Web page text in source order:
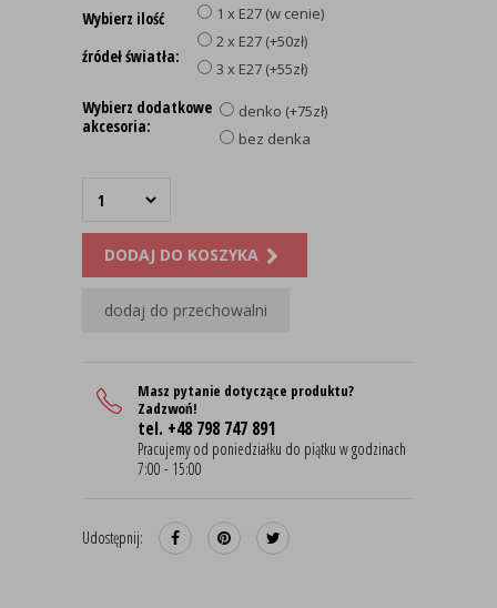
Wybierz ilość
źródeł światła:
1 x E27 (w cenie)
2 x E27 (+50zł)
3 x E27 (+55zł)
Wybierz dodatkowe
akcesoria:
denko (+75zł)
bez denka
DODAJ DO KOSZYKA
dodaj do przechowalni
Masz pytanie dotyczące produktu?
Zadzwoń!
tel. +48 798 747 891
Pracujemy od poniedziałku do piątku w godzinach
7:00 - 15:00
Udostępnij: